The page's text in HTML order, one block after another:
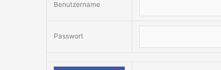
Benutzername
Passwort